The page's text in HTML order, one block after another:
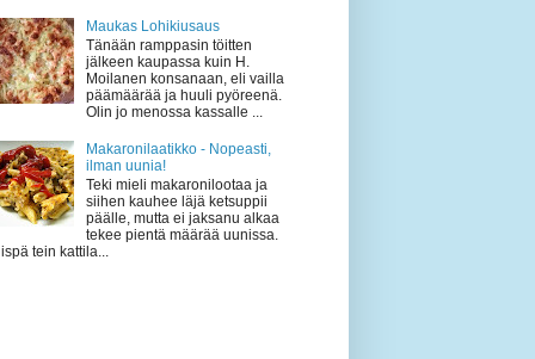
Maukas Lohikiusaus
Tänään ramppasin töitten
jälkeen kaupassa kuin H.
Moilanen konsanaan, eli vailla
päämäärää ja huuli pyöreenä.
Olin jo menossa kassalle ...
Makaronilaatikko - Nopeasti,
ilman uunia!
Teki mieli makaronilootaa ja
siihen kauhee läjä ketsuppii
päälle, mutta ei jaksanu alkaa
tekee pientä määrää uunissa.
tein kattila...